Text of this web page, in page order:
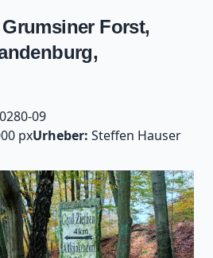
Forst,
09
pxUrheber: Steffen Hauser